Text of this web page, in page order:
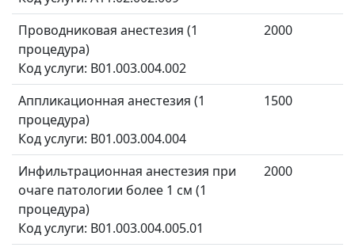
Проводниковая анестезия (1
процедура)
Код услуги: B01.003.004.002
2000
Аппликационная анестезия (1
процедура)
Код услуги: B01.003.004.004
1500
Инфильтрационная анестезия при
очаге патологии более 1 см (1
процедура)
Код услуги: B01.003.004.005.01
2000